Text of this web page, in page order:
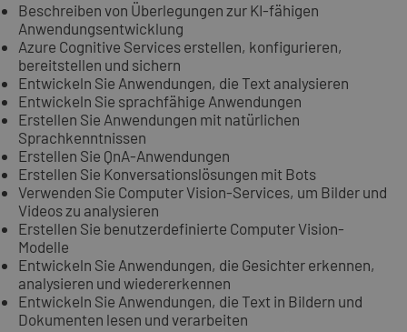
Beschreiben von Überlegungen zur KI-fähigen
Anwendungsentwicklung
Azure Cognitive Services erstellen, konfigurieren,
bereitstellen und sichern
Entwickeln Sie Anwendungen, die Text analysieren
Entwickeln Sie sprachfähige Anwendungen
Erstellen Sie Anwendungen mit natürlichen
Sprachkenntnissen
Erstellen Sie QnA-Anwendungen
Erstellen Sie Konversationslösungen mit Bots
Verwenden Sie Computer Vision-Services, um Bilder und
Videos zu analysieren
Erstellen Sie benutzerdefinierte Computer Vision-
Modelle
Entwickeln Sie Anwendungen, die Gesichter erkennen,
analysieren und wiedererkennen
Entwickeln Sie Anwendungen, die Text in Bildern und
Dokumenten lesen und verarbeiten